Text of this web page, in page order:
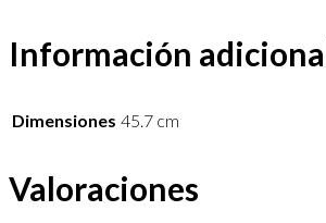
Información
Dimensiones 45.7 cm
Valoraciones